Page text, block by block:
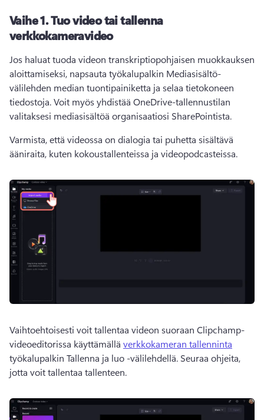
Vaihe 1.Tuo video tai tallenna
verkkokameravideo
Jos haluat tuoda videon transkriptiopohjaisen muokkauksen
aloittamiseksi, napsauta työkalupalkin Mediasisältö-
välilehden median tuontipainiketta ja selaa tietokoneen
tiedostoja. Voit myös yhdistää OneDrive-tallennustilan
valitaksesi mediasisältöä organisaatiosi SharePointista.
Varmista, että videossa on dialogia tai puhetta sisältävä
ääniraita, kuten kokoustallenteissa ja videopodcasteissa.
Vaihtoehtoisesti voit tallentaa videon suoraan Clipchamp-
videoeditorissa käyttämällä verkkokameran tallenninta
työkalupalkin Tallenna ja luo -välilehdellä. Seuraa ohjeita,
jotta voit tallentaa tallenteen.